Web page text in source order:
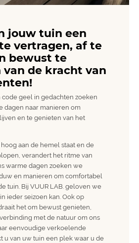
jouw tuin een
vertragen, af te
bewust te
de kracht van
code geel in gedachten zoeken
dagen naar manieren om
en te genieten van het
aan de hemel staat en de
verandert het ritme van
warme dagen zoeken we
en manieren om comfortabel
tuin. Bij VUUR LAB. geloven we
ieder seizoen kan. Ook op
het om bewust genieten,
met de natuur om ons
eenvoudige verkoelende
u van uw tuin een plek waar u de